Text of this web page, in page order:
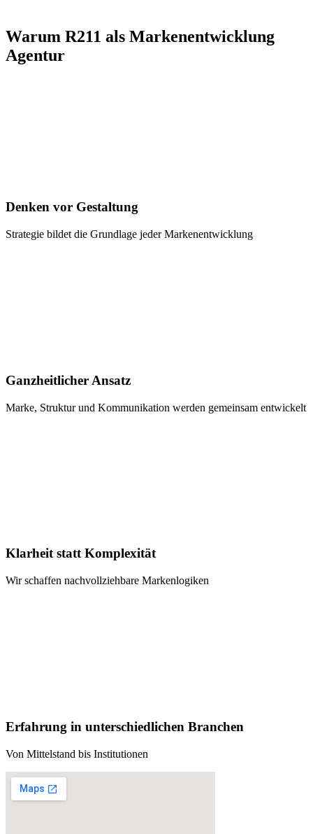
Warum R211 als Markenentwicklung
Agentur
Denken vor Gestaltung
Strategie bildet die Grundlage jeder Markenentwicklung
Ganzheitlicher Ansatz
Marke, Struktur und Kommunikation werden gemeinsam entwickelt
Klarheit statt Komplexität
Wir schaffen nachvollziehbare Markenlogiken
Erfahrung in unterschiedlichen Branchen
Von Mittelstand bis Institutionen